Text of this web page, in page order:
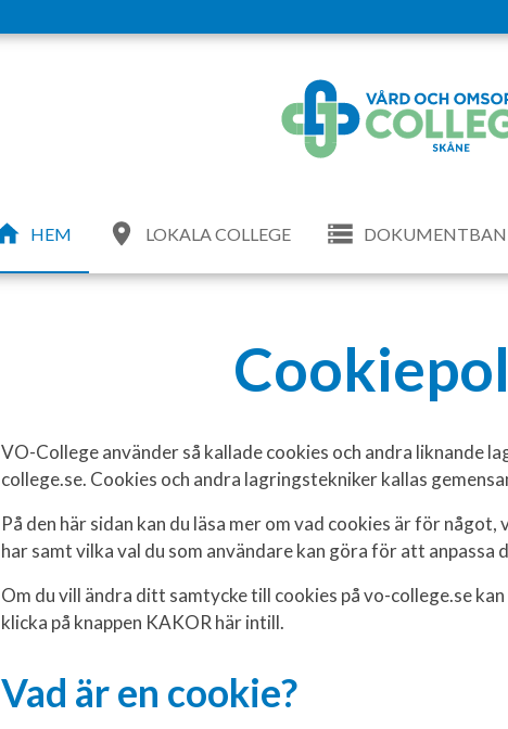
HEM LOKALA COLLEGE
VO-College använder så kallade cookies och andra liknande
college.se. Cookies och andra lagringstekniker kallas
På den här sidan kan du läsa mer om vad cookies är för
har samt vilka val du som användare kan göra för att anpassa
Om du vill ändra ditt samtycke till cookies på vo-college.se
klicka på knappen KAKOR här intill.
Vad är en cookie?